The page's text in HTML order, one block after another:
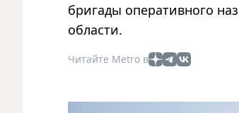
бригады оперативного
области.
Читайте Metro в